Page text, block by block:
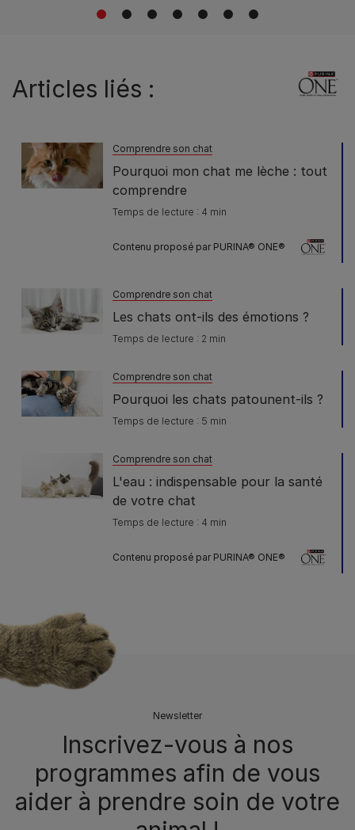
1 2 3 4 5 6 7
Articles liés :
Comprendre son chat
Pourquoi mon chat me lèche : tout
comprendre
Temps de lecture : 4 min
Contenu proposé par PURINA® ONE®
Comprendre son chat
Les chats ont-ils des émotions ?
Temps de lecture : 2 min
Comprendre son chat
Pourquoi les chats patounent-ils ?
Temps de lecture : 5 min
Comprendre son chat
L'eau : indispensable pour la santé
de votre chat
Temps de lecture : 4 min
Contenu proposé par PURINA® ONE®
Newsletter
Inscrivez-vous à nos
programmes afin de vous
aider à prendre soin de votre